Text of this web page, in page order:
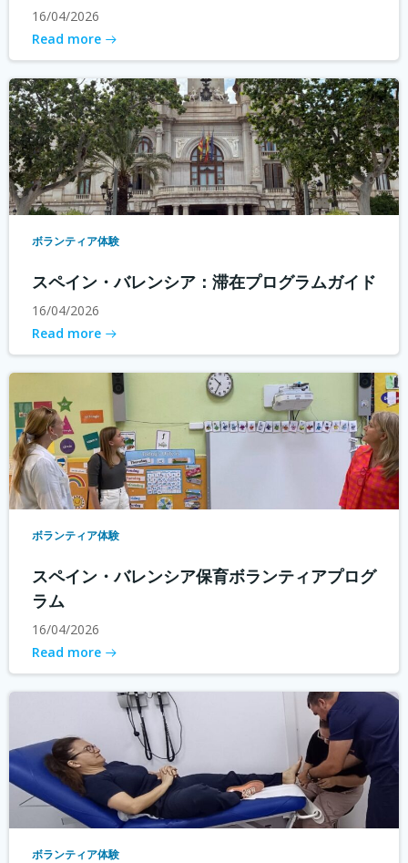
16/04/2026
Read more
ボランティア体験
スペイン・バレンシア：滞在プログラムガイド
16/04/2026
Read more
ボランティア体験
スペイン・バレンシア保育ボランティアプログ
ラム
16/04/2026
Read more
ボランティア体験